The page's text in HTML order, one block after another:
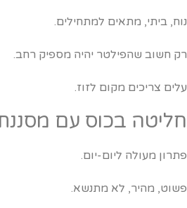
ביתי, מתאים למתחילים.
חשוב שהפילטר יהיה מספיק רחב.
צריכים מקום לזוז.
בכוס עם מסננת
מעולה ליום-יום.
מהיר, לא מתנשא.